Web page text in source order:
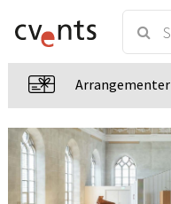
Arrangementer